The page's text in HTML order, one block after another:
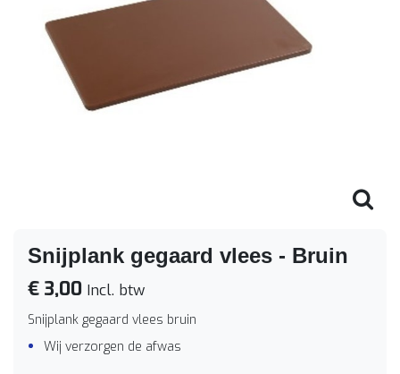
Snijplank gegaard vlees - Bruin
€ 3,00 Incl. btw
Snijplank gegaard vlees bruin
Wij verzorgen de afwas